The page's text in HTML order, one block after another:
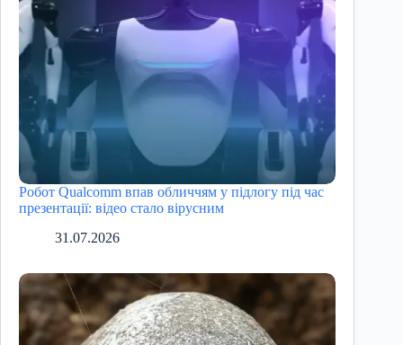
Робот Qualcomm впав обличчям у підлогу під час
презентації: відео стало вірусним
31.07.2026